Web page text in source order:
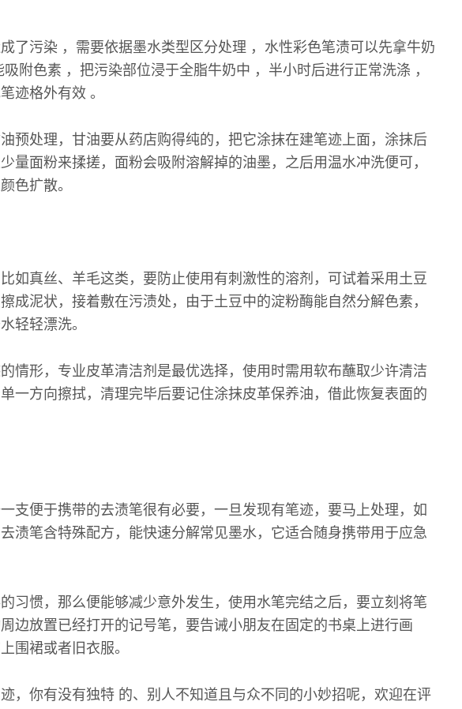
了污染 ，需要依据墨水类型区分处理 ，水性彩色笔渍可以先拿牛奶
附色素 ，把污染部位浸于全脂牛奶中 ，半小时后进行正常洗涤 ，
迹格外有效 。
预处理，甘油要从药店购得纯的，把它涂抹在建笔迹上面，涂抹后
量面粉来揉搓，面粉会吸附溶解掉的油墨，之后用温水冲洗便可，
色扩散。
如真丝、羊毛这类，要防止使用有刺激性的溶剂，可试着采用土豆
成泥状，接着敷在污渍处，由于土豆中的淀粉酶能自然分解色素，
轻轻漂洗。
情形，专业皮革清洁剂是最优选择，使用时需用软布蘸取少许清洁
一方向擦拭，清理完毕后要记住涂抹皮革保养油，借此恢复表面的
支便于携带的去渍笔很有必要，一旦发现有笔迹，要马上处理，如
渍笔含特殊配方，能快速分解常见墨水，它适合随身携带用于应急
习惯，那么便能够减少意外发生，使用水笔完结之后，要立刻将笔
边放置已经打开的记号笔，要告诫小朋友在固定的书桌上进行画
围裙或者旧衣服。
，你有没有独特 的、别人不知道且与众不同的小妙招呢，欢迎在评